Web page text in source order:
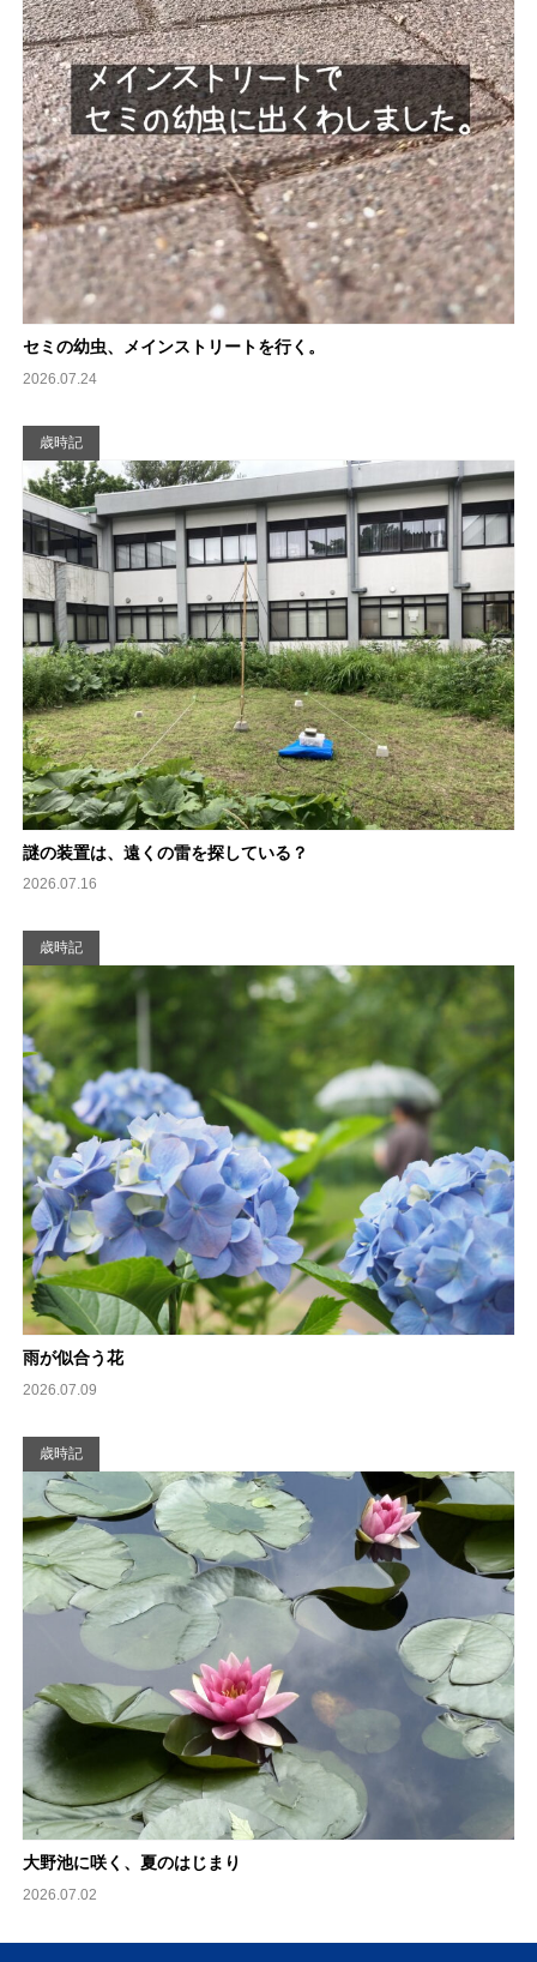
セミの幼虫、メインストリートを行く。
2026.07.24
歳時記
謎の装置は、遠くの雷を探している？
2026.07.16
歳時記
雨が似合う花
2026.07.09
歳時記
大野池に咲く、夏のはじまり
2026.07.02